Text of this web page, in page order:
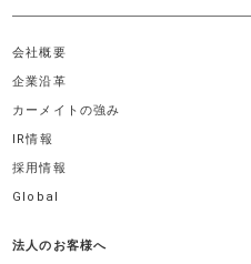
会社概要
企業沿革
カーメイトの強み
IR情報
採用情報
Global
法人のお客様へ